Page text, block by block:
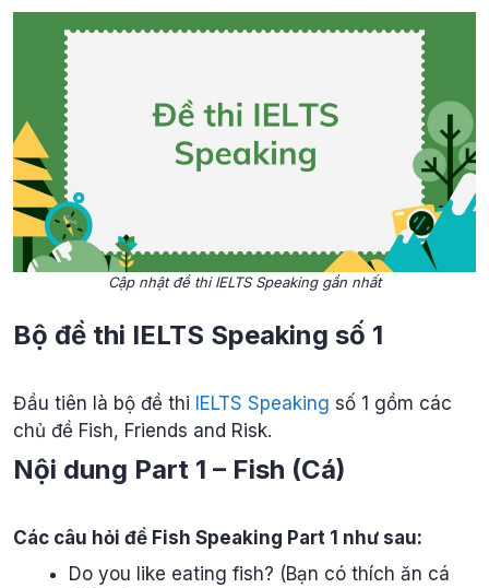
Cập nhật đề thi IELTS Speaking gần nhất
Bộ đề thi IELTS Speaking số 1
Đầu tiên là bộ đề thi IELTS Speaking số 1 gồm các
chủ đề Fish, Friends and Risk.
Nội dung Part 1 – Fish (Cá)
Các câu hỏi đề Fish Speaking Part 1 như sau:
Do you like eating fish? (Bạn có thích ăn cá